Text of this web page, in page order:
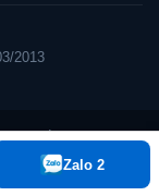
Zalo 2
2013
Công Thương